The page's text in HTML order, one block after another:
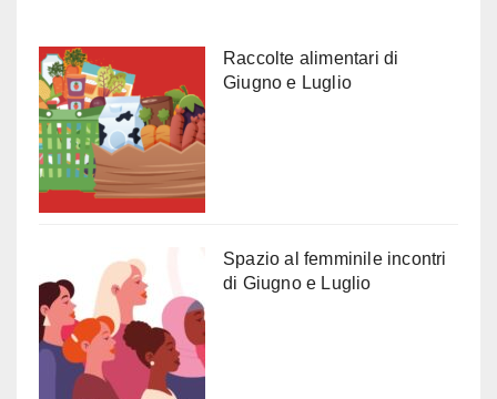
Raccolte alimentari di
Giugno e Luglio
Spazio al femminile incontri
di Giugno e Luglio